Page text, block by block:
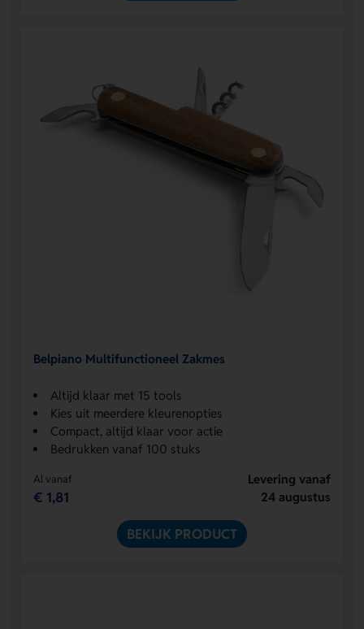
Belpiano Multifunctioneel Zakmes
Altijd klaar met 15 tools
Kies uit meerdere kleurenopties
Compact, altijd klaar voor actie
Bedrukken vanaf 100 stuks
Al vanaf
€ 1,81
Levering vanaf
24 augustus
BEKIJK PRODUCT